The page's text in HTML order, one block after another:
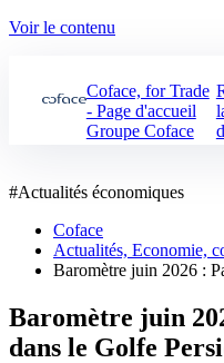
Voir le contenu
Coface, for Trade
- Page d'accueil
Groupe Coface
#Actualités économiques
Coface
Actualités, Economie,
Baromètre juin 2026 :
Baromètre juin
dans le Golfe